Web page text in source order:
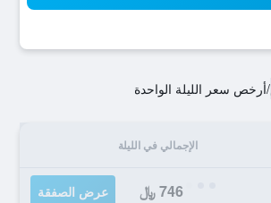
/أرخص سعر الليلة الواحدة
الإجمالي في الليلة
746 ﷼ عرض الصفقة